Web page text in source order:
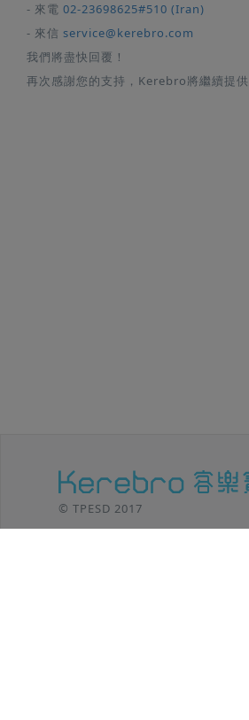
- 來電 02-23698625#510 (Iran)
- 來信 service@kerebro.com
我們將盡快回覆！
再次感謝您的支持，Kerebro將繼續提供
© TPESD 2017